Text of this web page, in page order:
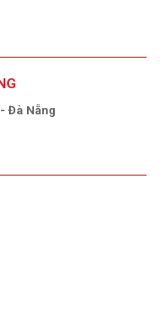
Đà Nẵng